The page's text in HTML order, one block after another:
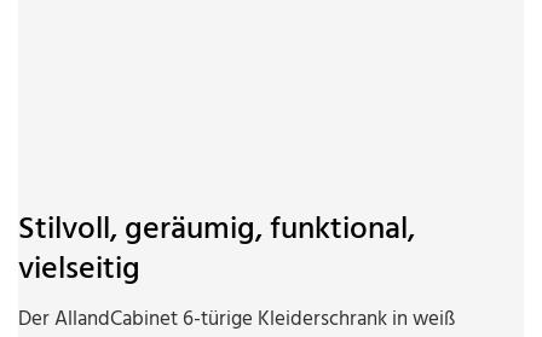
Stilvoll, geräumig, funktional,
vielseitig
Der AllandCabinet 6-türige Kleiderschrank in weiß